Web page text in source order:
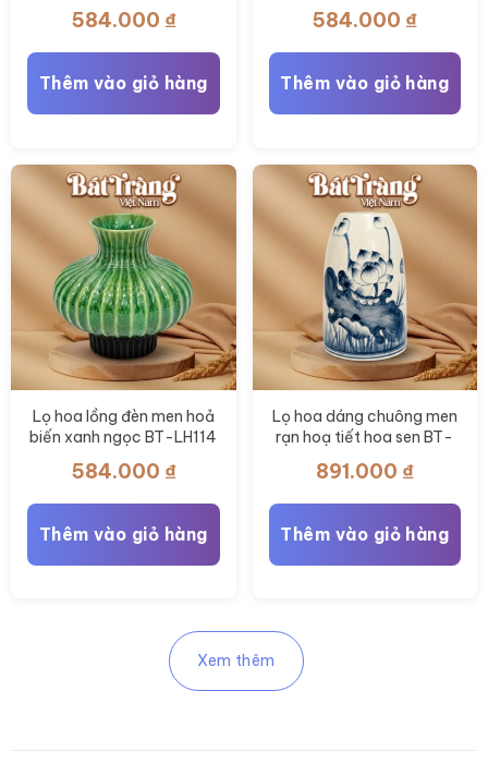
584.000 ₫
Thêm vào giỏ hàng
584.000 ₫
Thêm vào giỏ hàng
Lọ hoa lồng đèn men hoả
biến xanh ngọc BT-LH114
584.000 ₫
Thêm vào giỏ hàng
Lọ hoa dáng chuông men
rạn hoạ tiết hoa sen BT-
891.000 ₫
Thêm vào giỏ hàng
Xem thêm